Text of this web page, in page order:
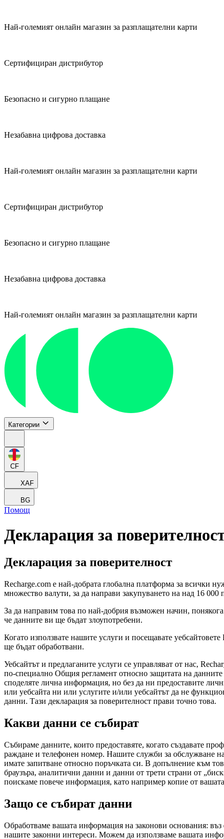
Най-големият онлайн магазин за разплащателни карти
Сертифициран дистрибутор
Безопасно и сигурно плащане
Незабавна цифрова доставка
Най-големият онлайн магазин за разплащателни карти
Сертифициран дистрибутор
Безопасно и сигурно плащане
Незабавна цифрова доставка
Най-големият онлайн магазин за разплащателни карти
Категории
CF
XAF
BG
Помощ
Декларация за
Декларация за поверителност
Recharge.com е най-добрата глобална платформа за всички
множество валути, за да направи закупуването на над 16 000
За да направим това по най-добрия възможен начин,
че данните ви ще бъдат злоупотребени.
Когато използвате нашите услуги и посещавате
ще бъдат обработвани.
Уебсайтът и предлаганите услуги се управляват от нас,
по-специално Общия регламент относно защитата на
споделяте лична информация, но без да ни предоставите
или уебсайта ни или услугите и/или уебсайтът да не
данни. Тази декларация за поверителност прави точно това.
Какви данни се събират
Събираме данните, които предоставяте, когато създавате
раждане и телефонен номер. Нашите служби за обслужване
имате запитване относно поръчката си. В допълнение към
браузъра, аналитични данни и данни от трети страни от
поискаме повече информация, като например копие от
Защо се събират данни
Обработваме вашата информация на законови основания: въз
нашите законни интереси. Можем да използваме вашата